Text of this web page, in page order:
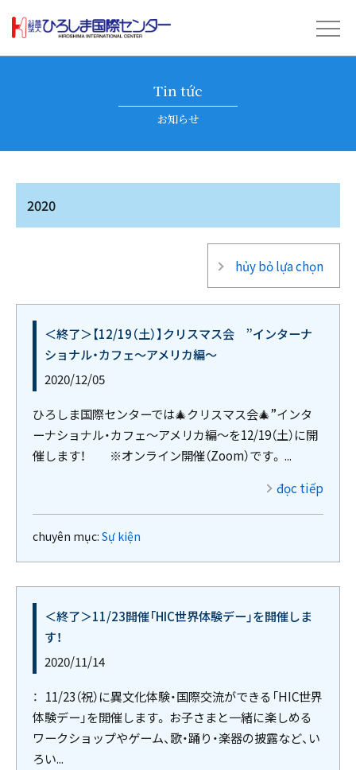
Tin tức
お知らせ
2020
hủy bỏ lựa chọn
＜終了＞【12/19（土）】クリスマス会 ”インターナ
ショナル・カフェ～アメリカ編～
2020/12/05
ひろしま国際センターでは🎄クリスマス会🎄”インタ
ーナショナル・カフェ～アメリカ編～を12/19（土）に開
催します！ ※オンライン開催（Zoom）です。 ...
đọc tiếp
chuyên mục: Sự kiện
＜終了＞11/23開催「HIC世界体験デー」を開催しま
す！
2020/11/14
： 11/23（祝）に異文化体験・国際交流ができる「HIC世界
体験デー」を開催します。 お子さまと一緒に楽しめる
ワークショップやゲーム、歌・踊り・楽器の披露など、い
ろい...